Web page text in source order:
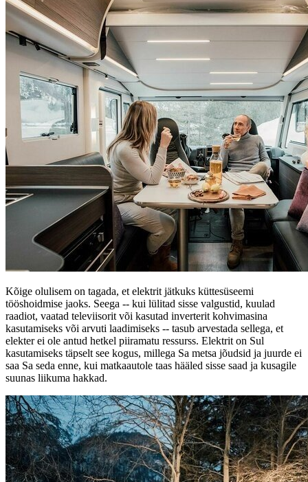
Kõige olulisem on tagada, et elektrit jätkuks küttesüseemi
tööshoidmise jaoks. Seega -- kui lülitad sisse valgustid, kuulad
raadiot, vaatad televiisorit või kasutad inverterit kohvimasina
kasutamiseks või arvuti laadimiseks -- tasub arvestada sellega, et
elekter ei ole antud hetkel piiramatu ressurss. Elektrit on Sul
kasutamiseks täpselt see kogus, millega Sa metsa jõudsid ja juurde ei
saa Sa seda enne, kui matkaautole taas hääled sisse saad ja kusagile
suunas liikuma hakkad.